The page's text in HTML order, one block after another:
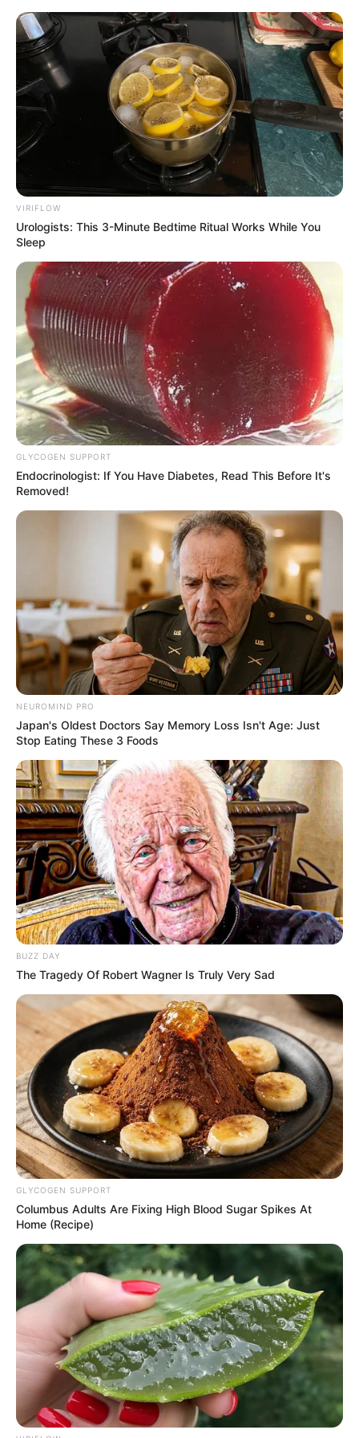
HOME
INSPIRASI
STYLE
FILM &
SERIES
NGAKAK
QUOTES
HYPE
MORE
The Confidence
- /10 (- Votes)
Beri Rating & Review
The Confidenceatau Di Bawah Mataharimerupakandrama
China
yang tayang di WeTV Indonesia mulai 21 Desember 2021.
Drama ini diproduksi dengan mengadaptasi kisah dari sebuah
novel karya Yang Guang Zhi Xia yang berjudulUnder the Sun
Walaupun begitu, tim penulis memutuskan untuk melakukan
berbagau perubahan nama pada karakter utama yang digunakan.
VIRIFLOW
Urologists: This 3-Minute Bedtime Ritual Works While You
Sleep
GLYCOGEN SUPPORT
Endocrinologist: If You Have Diabetes, Read This Before It's
Removed!
NEUROMIND PRO
Japan's Oldest Doctors Say Memory Loss Isn't Age: Just
Stop Eating These 3 Foods
BUZZ DAY
The Tragedy Of Robert Wagner Is Truly Very Sad
GLYCOGEN SUPPORT
Columbus Adults Are Fixing High Blood Sugar Spikes At
Home (Recipe)